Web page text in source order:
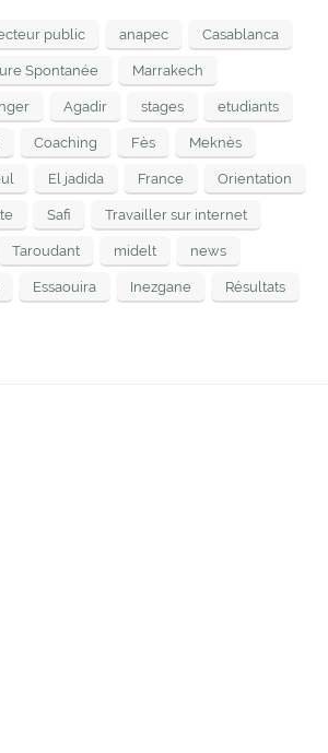
public anapec Casablanca
Spontanée Marrakech
Agadir stages etudiants
Coaching Fès Meknès
El jadida France Orientation
Safi Travailler sur internet
Taroudant midelt news
Essaouira Inezgane Résultats